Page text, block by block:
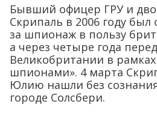
Бывший офицер ГРУ и
Скрипаль в 2006 году был
за шпионаж в пользу
а через четыре года
Великобритании в
шпионами». 4 марта
Юлию нашли без
городе Солсбери.